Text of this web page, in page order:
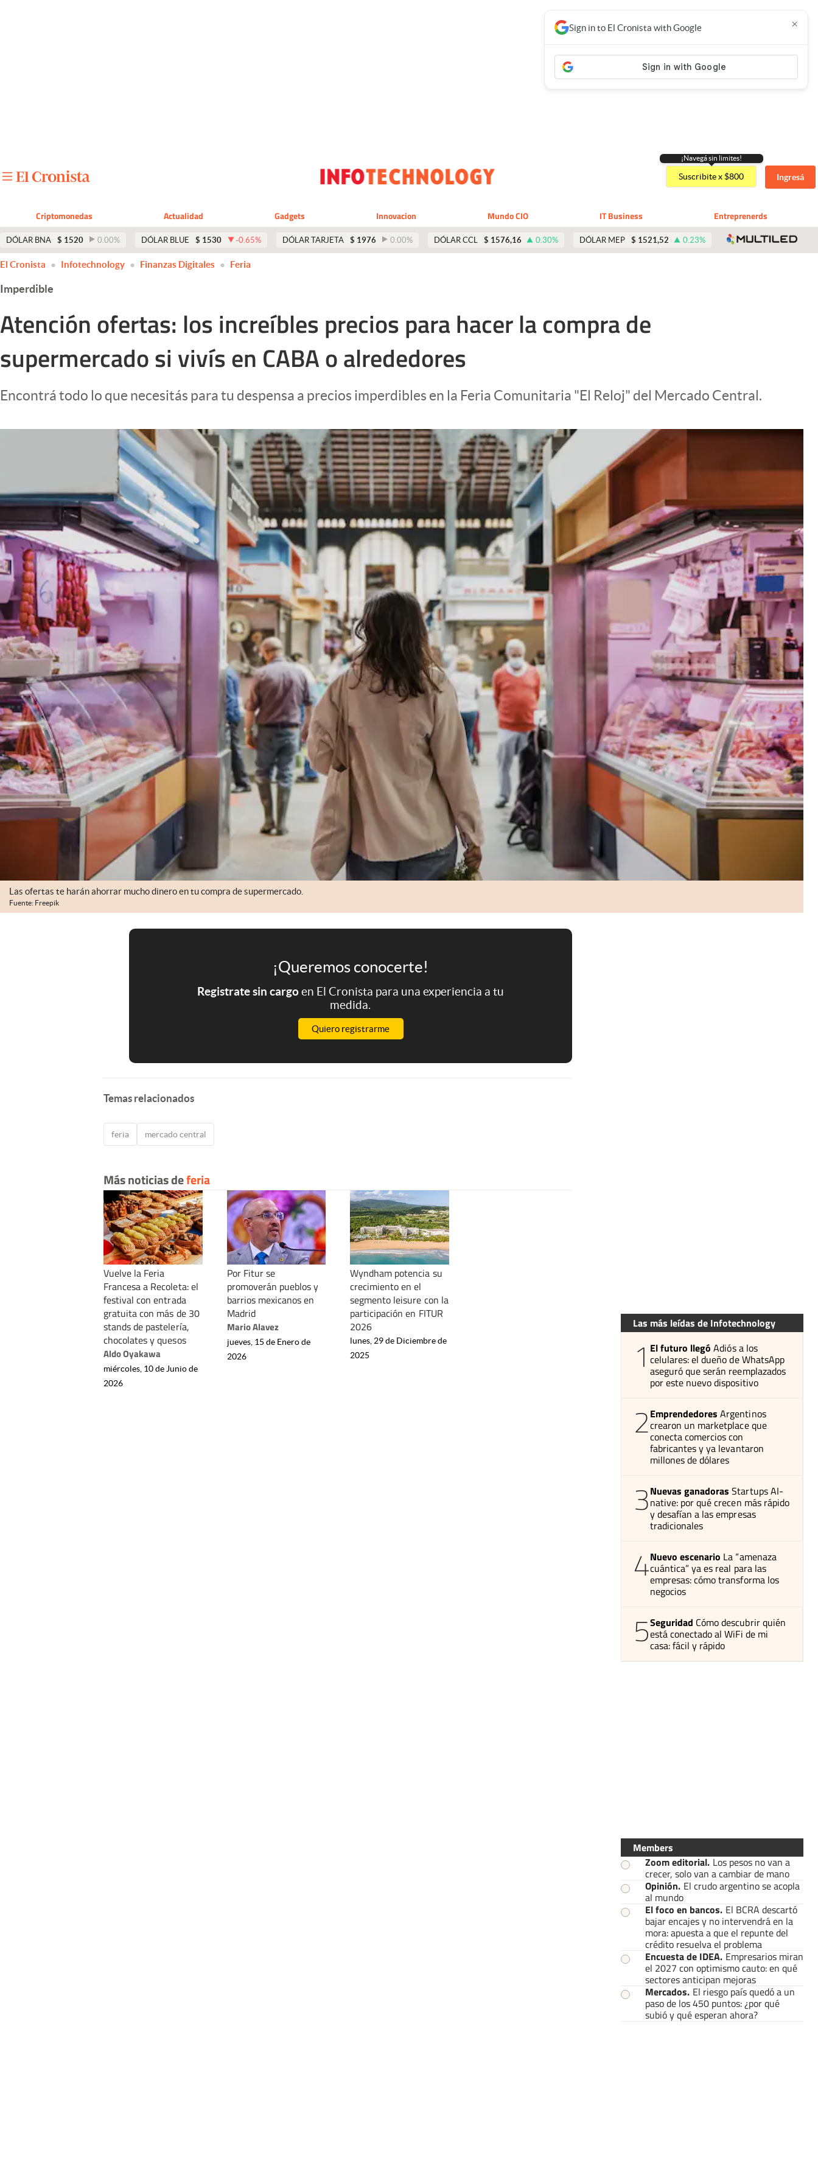
Apertura
Clima
Eventos Corporativos
El Cronista Studio
¡Navegá sin limites!
Suscribite x $800 Ingresá
Criptomonedas Actualidad Gadgets Innovacion Mundo CIO IT Business Entreprenerds
DÓLAR BNA $ 1520 0.00% DÓLAR BLUE $ 1530 -0.65% DÓLAR TARJETA $ 1976 0.00% DÓLAR CCL $ 1576,16 0.30% DÓLAR MEP $ 1521,52 0.23%
Sign in to El Cronista with Google ×
El Cronista Infotechnology Finanzas Digitales Feria
Imperdible
Atención ofertas: los increíbles precios para hacer la compra de
supermercado si vivís en CABA o alrededores
Encontrá todo lo que necesitás para tu despensa a precios imperdibles en la Feria Comunitaria "El Reloj" del Mercado Central.
Las ofertas te harán ahorrar mucho dinero en tu compra de supermercado.
Fuente: Freepik
¡Queremos conocerte!
Registrate sin cargoen El Cronista para una experiencia a tu
medida.
Quiero registrarme
Temas relacionados
feria mercado central
Más noticias deferia
Vuelve la Feria
Francesa a Recoleta: el
festival con entrada
gratuita con más de 30
stands de pastelería,
chocolates y quesos
Aldo Oyakawa
miércoles, 10 de Junio de
2026
Por Fitur se
promoverán pueblos y
barrios mexicanos en
Madrid
Mario Alavez
jueves, 15 de Enero de
2026
Wyndham potencia su
crecimiento en el
segmento leisure con la
participación en FITUR
2026
lunes, 29 de Diciembre de
2025
Las más leídas de Infotechnology
1 El futuro llegó Adiós a los
celulares: el dueño de WhatsApp
aseguró que serán reemplazados
por este nuevo dispositivo
2Emprendedores Argentinos
crearon un marketplace que
conecta comercios con
fabricantes y ya levantaron
millones de dólares
3Nuevas ganadoras Startups AI-
native: por qué crecen más rápido
y desafían a las empresas
tradicionales
4Nuevo escenario La “amenaza
cuántica” ya es real para las
empresas: cómo transforma los
negocios
5Seguridad Cómo descubrir quién
está conectado al WiFi de mi
casa: fácil y rápido
Members
Zoom editorial. Los pesos no van a
crecer, solo van a cambiar de mano
Opinión. El crudo argentino se acopla
al mundo
El foco en bancos. El BCRA descartó
bajar encajes y no intervendrá en la
mora: apuesta a que el repunte del
crédito resuelva el problema
Encuesta de IDEA. Empresarios miran
el 2027 con optimismo cauto: en qué
sectores anticipan mejoras
Mercados. El riesgo país quedó a un
paso de los 450 puntos: ¿por qué
subió y qué esperan ahora?